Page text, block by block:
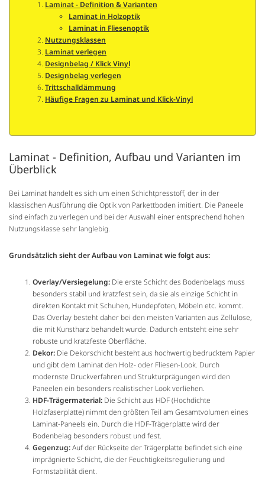
Laminat - Definition & Varianten
Laminat in Holzoptik
Laminat in Fliesenoptik
Nutzungsklassen
Laminat verlegen
Designbelag / Klick Vinyl
Designbelag verlegen
Trittschalldämmung
Häufige Fragen zu Laminat und Klick-Vinyl
Laminat - Definition, Aufbau und Varianten im
Überblick
Bei Laminat handelt es sich um einen Schichtpresstoff, der in der
klassischen Ausführung die Optik von Parkettboden imitiert. Die Paneele
sind einfach zu verlegen und bei der Auswahl einer entsprechend hohen
Nutzungsklasse sehr langlebig.
Grundsätzlich sieht der Aufbau von Laminat wie folgt aus:
Overlay/Versiegelung: Die erste Schicht des Bodenbelags muss
besonders stabil und kratzfest sein, da sie als einzige Schicht in
direkten Kontakt mit Schuhen, Hundepfoten, Möbeln etc. kommt.
Das Overlay besteht daher bei den meisten Varianten aus Zellulose,
die mit Kunstharz behandelt wurde. Dadurch entsteht eine sehr
robuste und kratzfeste Oberfläche.
Dekor: Die Dekorschicht besteht aus hochwertig bedrucktem Papier
und gibt dem Laminat den Holz- oder Fliesen-Look. Durch
modernste Druckverfahren und Strukturprägungen wird den
Paneelen ein besonders realistischer Look verliehen.
HDF-Trägermaterial: Die Schicht aus HDF (Hochdichte
Holzfaserplatte) nimmt den größten Teil am Gesamtvolumen eines
Laminat-Paneels ein. Durch die HDF-Trägerplatte wird der
Bodenbelag besonders robust und fest.
Gegenzug:Auf der Rückseite der Trägerplatte befindet sich eine
imprägnierte Schicht, die der Feuchtigkeitsregulierung und
Formstabilität dient.